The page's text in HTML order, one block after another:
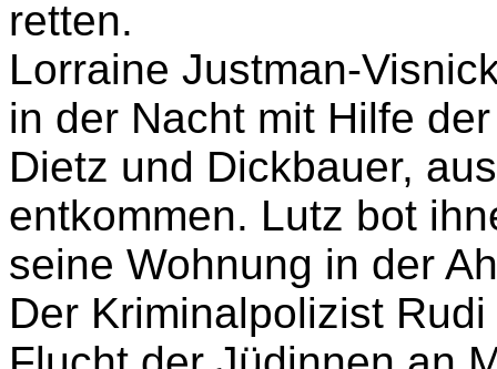
Zusammen mit dem
Rudi Moser beschloss
retten.
Lorraine Justman-
in der Nacht mit Hilfe
Dietz und Dickbauer,